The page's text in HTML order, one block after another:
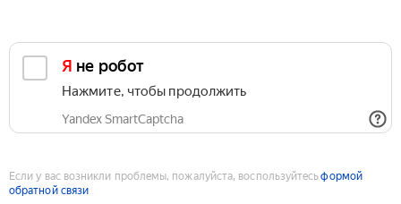
Я не робот
Нажмите, чтобы продолжить
Yandex SmartCaptcha
Если у вас возникли проблемы, пожалуйста, воспользуйтесьформой
обратной связи